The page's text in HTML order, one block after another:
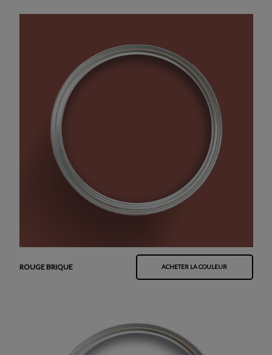
ROUGE BRIQUE ACHETER LA COULEUR